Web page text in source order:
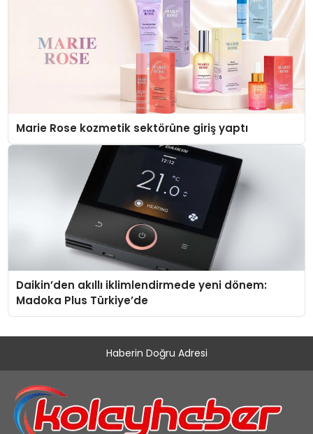
Marie Rose kozmetik sektörüne giriş yaptı
Daikin’den akıllı iklimlendirmede yeni dönem:
Madoka Plus Türkiye’de
Haberin Doğru Adresi